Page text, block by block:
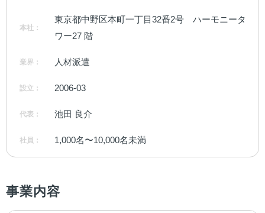
本社：
東京都中野区本町一丁目32番2号　ハーモニータ
ワー27 階
業界： 人材派遣
設立： 2006-03
代表： 池田 良介
社員： 1,000名〜10,000名未満
事業内容